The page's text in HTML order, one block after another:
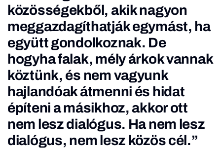
közösségekből, akik nagyon
meggazdagíthatják egymást, ha
együtt gondolkoznak. De
hogyha falak, mély árkok vannak
köztünk, és nem vagyunk
hajlandóak átmenni és hidat
építeni a másikhoz, akkor ott
nem lesz dialógus. Ha nem lesz
dialógus, nem lesz közös cél.”